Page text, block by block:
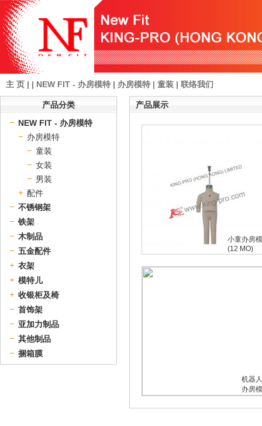
主 页 | | NEW FIT - 办房模特 | 办房模特 | 童装 | 联络我们
产品分类
NEW FIT - 办房模特
办房模特
童装
女装
男装
配件
不锈钢架
铁架
木制品
五金配件
衣架
模特儿
收银柜及椅
首饰架
亚加力制品
其他制品
捆箱膜
产品展示
小童办房
(12 MO)
机器人
办房